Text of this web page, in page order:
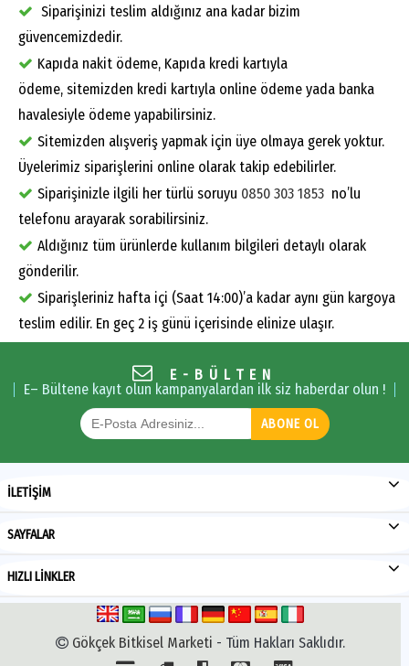
Siparişinizi teslim aldığınız ana kadar bizim
güvencemizdedir.
Kapıda nakit ödeme, Kapıda kredi kartıyla
ödeme, sitemizden kredi kartıyla online ödeme yada banka
havalesiyle ödeme yapabilirsiniz.
Sitemizden alışveriş yapmak için üye olmaya gerek yoktur.
Üyelerimiz siparişlerini online olarak takip edebilirler.
Siparişinizle ilgili her türlü soruyu 0850 303 1853 no’lu
telefonu arayarak sorabilirsiniz.
Aldığınız tüm ürünlerde kullanım bilgileri detaylı olarak
gönderilir.
Siparişleriniz hafta içi (Saat 14:00)’a kadar aynı gün kargoya
teslim edilir. En geç 2 iş günü içerisinde elinize ulaşır.
E-BÜLTEN
E– Bültene kayıt olun kampanyalardan ilk siz haberdar olun !
ABONE OL
İLETİŞİM
SAYFALAR
HIZLI LİNKLER
Gökçek Bitkisel Marketi - Tüm Hakları Saklıdır.